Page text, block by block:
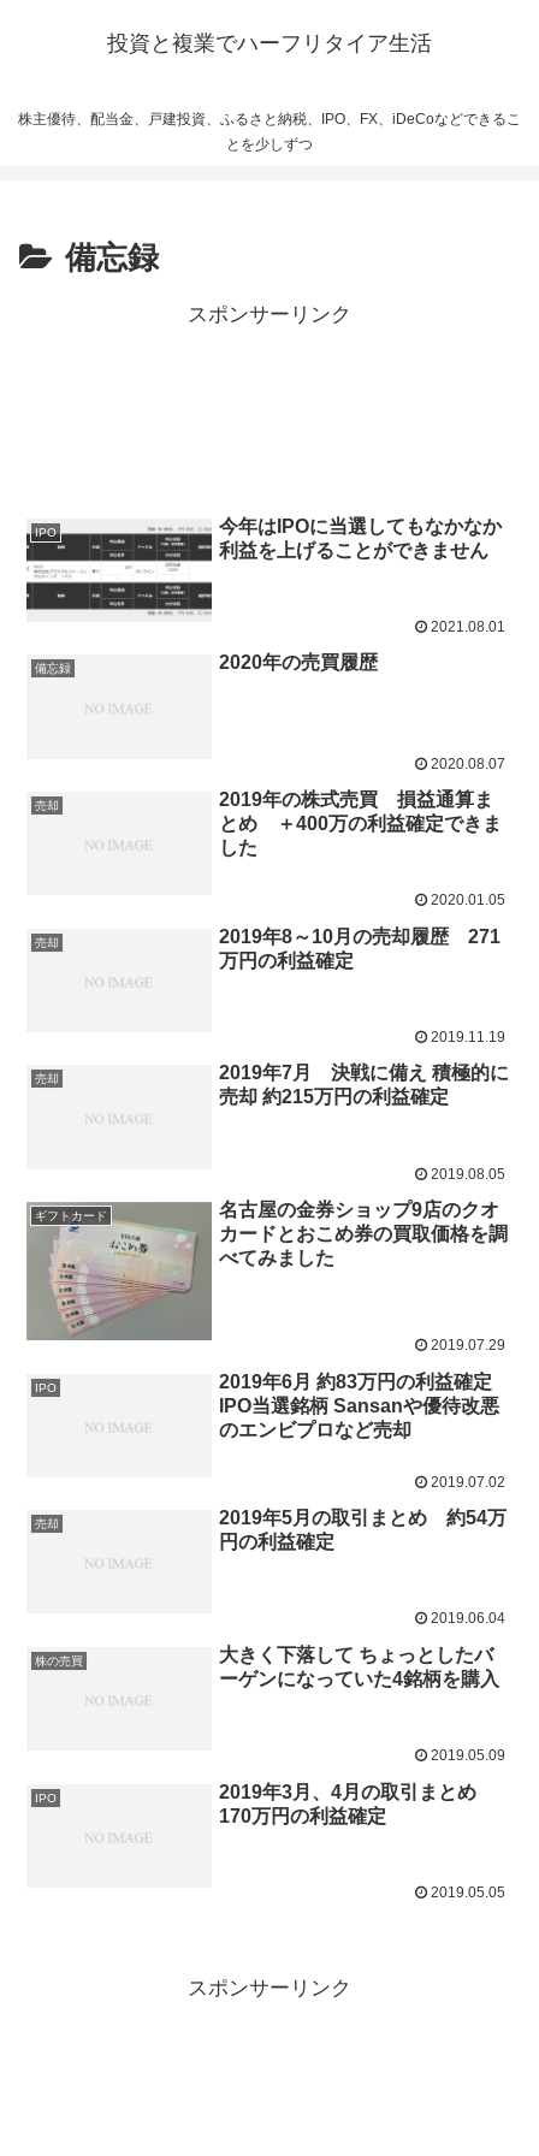
投資と複業でハーフリタイア生活
株主優待、配当金、戸建投資、ふるさと納税、IPO、FX、iDeCoなどできるこ
とを少しずつ
備忘録
スポンサーリンク
IPO
今年はIPOに当選してもなかなか
利益を上げることができません
2021.08.01
備忘録 2020年の売買履歴
2020.08.07
売却
2019年の株式売買 損益通算ま
とめ ＋400万の利益確定できま
した
2020.01.05
売却
2019年8～10月の売却履歴 271
万円の利益確定
2019.11.19
売却
2019年7月 決戦に備え 積極的に
売却 約215万円の利益確定
2019.08.05
ギフトカード
名古屋の金券ショップ9店のクオ
カードとおこめ券の買取価格を調
べてみました
2019.07.29
IPO
2019年6月 約83万円の利益確定
IPO当選銘柄 Sansanや優待改悪
のエンビプロなど売却
2019.07.02
売却
2019年5月の取引まとめ 約54万
円の利益確定
2019.06.04
株の売買
大きく下落して ちょっとしたバ
ーゲンになっていた4銘柄を購入
2019.05.09
IPO
2019年3月、4月の取引まとめ
170万円の利益確定
2019.05.05
スポンサーリンク